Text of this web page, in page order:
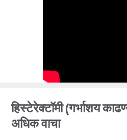
हिस्टेरेक्टॉमी (गर्भाशय
अधिक वाचा